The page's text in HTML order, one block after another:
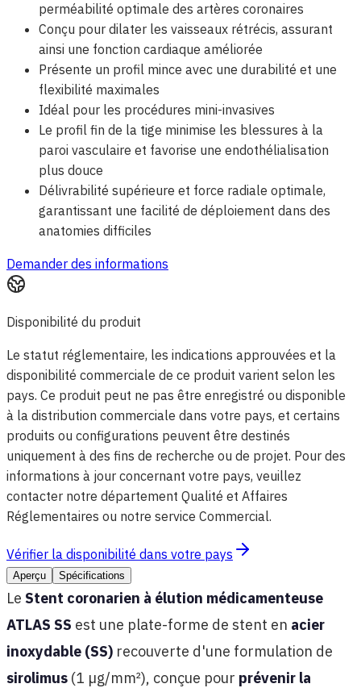
perméabilité optimale des artères coronaires
Conçu pour dilater les vaisseaux rétrécis, assurant
ainsi une fonction cardiaque améliorée
Présente un profil mince avec une durabilité et une
flexibilité maximales
Idéal pour les procédures mini-invasives
Le profil fin de la tige minimise les blessures à la
paroi vasculaire et favorise une endothélialisation
plus douce
Délivrabilité supérieure et force radiale optimale,
garantissant une facilité de déploiement dans des
anatomies difficiles
Demander des informations
Disponibilité du produit
Le statut réglementaire, les indications approuvées et la
disponibilité commerciale de ce produit varient selon les
pays. Ce produit peut ne pas être enregistré ou disponible
à la distribution commerciale dans votre pays, et certains
produits ou configurations peuvent être destinés
uniquement à des fins de recherche ou de projet. Pour des
informations à jour concernant votre pays, veuillez
contacter notre département Qualité et Affaires
Réglementaires ou notre service Commercial.
Vérifier la disponibilité dans votre pays
Aperçu Spécifications
Le Stent coronarien à élution médicamenteuse
ATLAS SS est une plate-forme de stent en acier
inoxydable (SS) recouverte d'une formulation de
sirolimus (1 µg/mm²), conçue pour prévenir la